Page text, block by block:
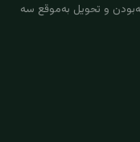
و تحویل به‌موقع سه